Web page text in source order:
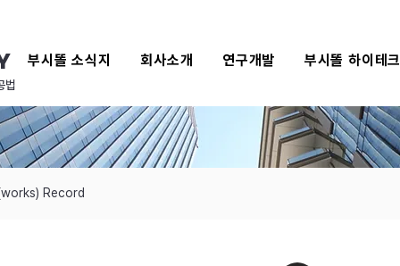
부시똘 소식지 회사소개 연구개발 부시똘 하이테크
법
Record